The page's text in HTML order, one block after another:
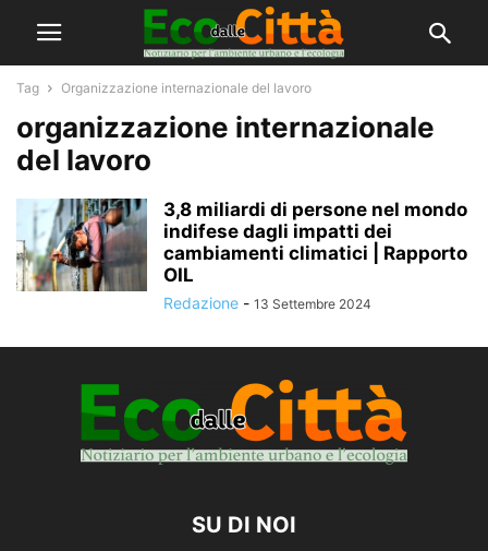
Tag Organizzazione internazionale del lavoro
organizzazione internazionale
del lavoro
3,8 miliardi di persone nel mondo
indifese dagli impatti dei
cambiamenti climatici | Rapporto
OIL
Redazione - 13 Settembre 2024
SU DI NOI